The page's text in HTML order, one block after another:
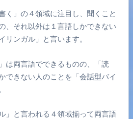
く」の４領域に注目し、聞くこと
、それ以外は１言語しかできない
リンガル」と言います。
は両言語でできるものの、「読
できない人のことを「会話型バイ
」と言われる４領域揃って両言語